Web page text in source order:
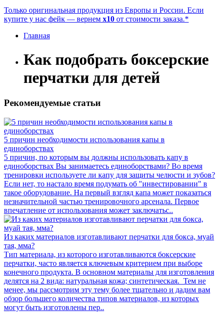
Только оригинальная продукция из Европы и России. Если
купите у нас фейк — вернем x10 от стоимости заказа.*
Главная
Как подобрать боксерские
перчатки для детей
Рекомендуемые статьи
5 причин необходимости использования капы в
единоборствах
5 причин, по которым вы должны использовать капу в
единоборствах Вы занимаетесь единоборствами? Во время
тренировки используете ли капу для защиты челюсти и зубов?
Если нет, то настало время подумать об "инвестировании" в
такое оборудование. На первый взгляд капа может показаться
незначительной частью тренировочного арсенала. Первое
впечатление от использования может заключатьс..
Из каких материалов изготавливают перчатки для бокса, муай
тая, мма?
Тип материала, из которого изготавливаются боксерские
перчатки, часто является ключевым критерием при выборе
конечного продукта. В основном материалы для изготовления
делятся на 2 вида: натуральная кожа; синтетическая. Тем не
менее, мы рассмотрим эту тему более тщательно и дадим вам
обзор большего количества типов материалов, из которых
могут быть изготовлены пер..